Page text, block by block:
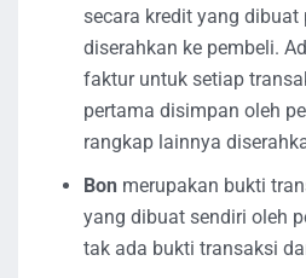
secara kredit yang dibuat
diserahkan ke pembeli.
faktur untuk setiap
pertama disimpan oleh
rangkap lainnya
Bon merupakan bukti
yang dibuat sendiri oleh
tak ada bukti transaksi